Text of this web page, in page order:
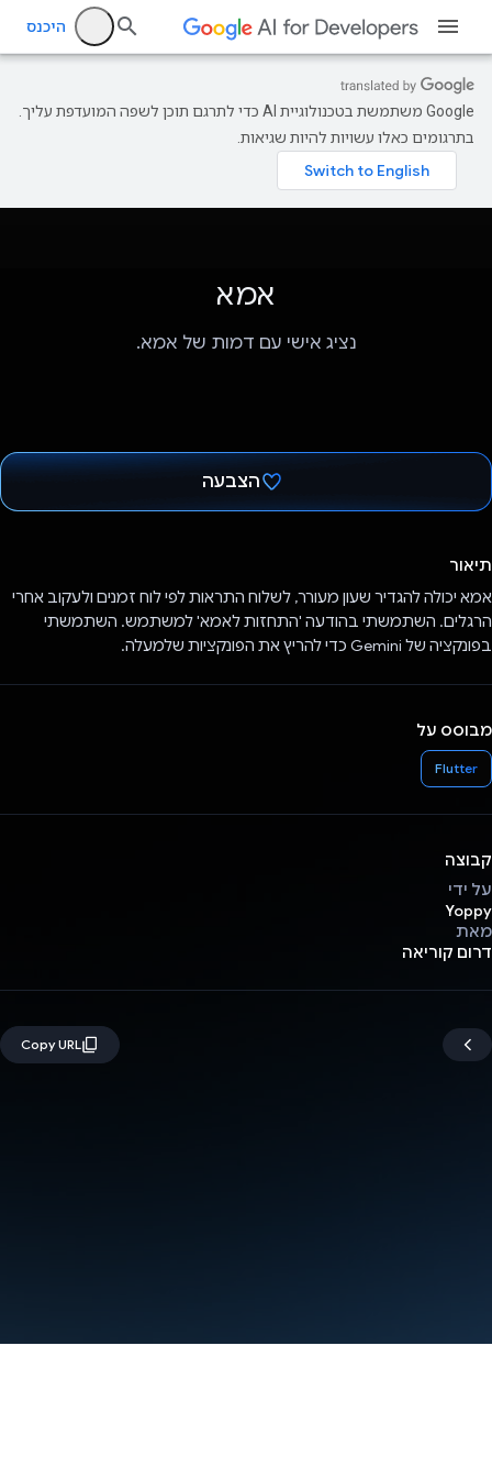
היכנס
‫Google משתמשת בטכנולוגיית AI כדי לתרגם תוכן לשפה המועדפת עליך.
בתרגומים כאלו עשויות להיות שגיאות.
אמא
נציג אישי עם דמות של אמא.
הצבעה
תיאור
אמא יכולה להגדיר שעון מעורר, לשלוח התראות לפי לוח זמנים ולעקוב אחרי
הרגלים. השתמשתי בהודעה 'התחזות לאמא' למשתמש. השתמשתי
בפונקציה של Gemini כדי להריץ את הפונקציות שלמעלה.
מבוסס על
Flutter
קבוצה
על ידי
Yoppy
מאת
דרום קוריאה